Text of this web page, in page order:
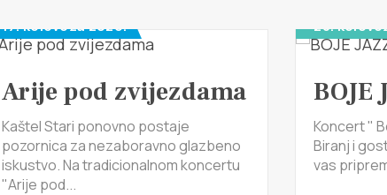
17. kolovoza 2026.
Arije pod zvijezdama
Kaštel Stari ponovno postaje
pozornica za nezaboravno glazbeno
iskustvo. Na tradicionalnom koncertu
"Arije pod...
28.
BOJE
Koncert "
Biranj i
vas